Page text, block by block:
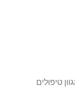
טיפולים